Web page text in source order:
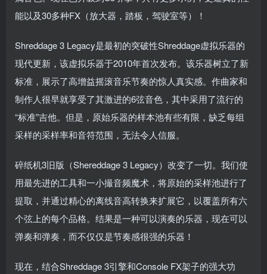
能以及30多种FX（放大器，踏板，驾驶室等）！
Shreddage 3 Legacy是最初的突破性Shreddage虚拟乐器的
现代更新，该虚拟乐器于2010年首次发布。该乐器树立了新
标准，展示了高增益摇滚音乐节奏的惊人真实感。作曲家和
制作人很早就享受了其激进的6弦音色，其中采用了流行的
“标准”吉他。但是，原始乐器的样本池有些有限，缺乏每组
采样的采样率和音符范围，无法令人信服。
碎纸机3旧版（Shereddage 3 Legacy）改变了一切。我们使
用最先进的工具和一小撮音频魔术，将原始的采样池进行了
提取，并通过精心的离线音高转换来扩展它，以覆盖所有六
个弦上的每个品格。结果是一种可以演奏的乐器，现在可以
弹奏和弹奏，而不仅仅是节奏感很强的乐器！
现在，结合Shreddage 3引擎和Console FX架子的强大功